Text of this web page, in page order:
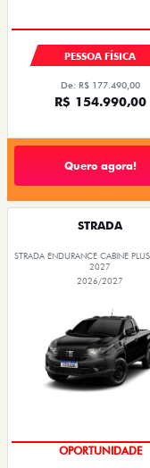
PESSOA FÍSICA
De: R$ 177.490,00
R$ 154.990,00
Quero agora!
STRADA
STRADA ENDURANCE CABINE
2027
2026/2027
OPORTUNIDADE